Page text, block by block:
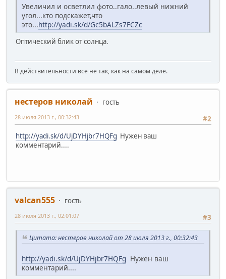
Увеличил и осветлил фото..гало..левый нижний
угол...кто подскажет,что
это...http://yadi.sk/d/Gc5bALZs7FCZc
Оптический блик от солнца.
В действительности все не так, как на самом деле.
нестеров николай
гость
#2
28 июля 2013 г., 00:32:43
http://yadi.sk/d/UjDYHjbr7HQFg Нужен ваш
комментарий....
valcan555
гость
#3
28 июля 2013 г., 02:01:07
Цитата: нестеров николай от 28 июля 2013 г., 00:32:43
http://yadi.sk/d/UjDYHjbr7HQFg Нужен ваш
комментарий....